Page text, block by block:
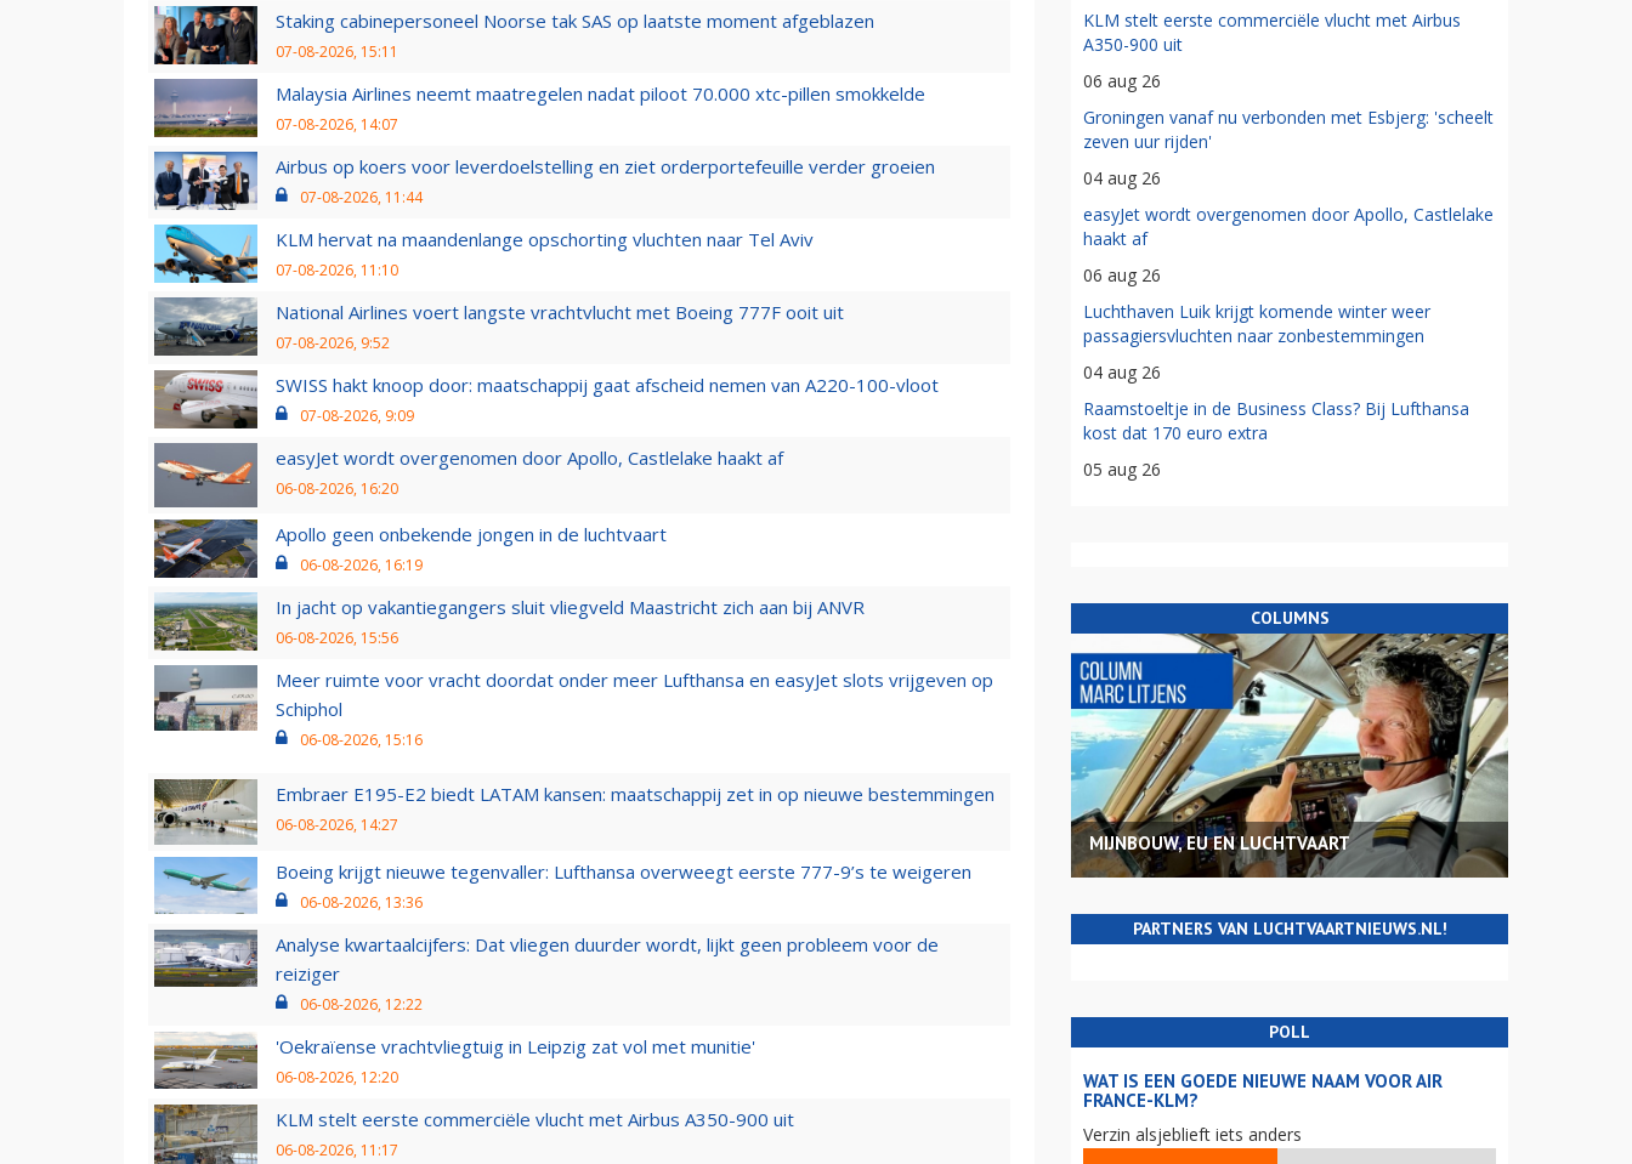
Staking cabinepersoneel Noorse tak SAS op laatste moment afgeblazen
07-08-2026, 15:11
Malaysia Airlines neemt maatregelen nadat piloot 70.000 xtc-pillen smokkelde
07-08-2026, 14:07
Airbus op koers voor leverdoelstelling en ziet orderportefeuille verder groeien
07-08-2026, 11:44
KLM hervat na maandenlange opschorting vluchten naar Tel Aviv
07-08-2026, 11:10
National Airlines voert langste vrachtvlucht met Boeing 777F ooit uit
07-08-2026, 9:52
SWISS hakt knoop door: maatschappij gaat afscheid nemen van A220-100-vloot
07-08-2026, 9:09
easyJet wordt overgenomen door Apollo, Castlelake haakt af
06-08-2026, 16:20
Apollo geen onbekende jongen in de luchtvaart
06-08-2026, 16:19
In jacht op vakantiegangers sluit vliegveld Maastricht zich aan bij ANVR
06-08-2026, 15:56
Meer ruimte voor vracht doordat onder meer Lufthansa en easyJet slots vrijgeven op
Schiphol
06-08-2026, 15:16
Embraer E195-E2 biedt LATAM kansen: maatschappij zet in op nieuwe bestemmingen
06-08-2026, 14:27
Boeing krijgt nieuwe tegenvaller: Lufthansa overweegt eerste 777-9’s te weigeren
06-08-2026, 13:36
Analyse kwartaalcijfers: Dat vliegen duurder wordt, lijkt geen probleem voor de
reiziger
06-08-2026, 12:22
'Oekraïense vrachtvliegtuig in Leipzig zat vol met munitie'
06-08-2026, 12:20
KLM stelt eerste commerciële vlucht met Airbus A350-900 uit
06-08-2026, 11:17
KLM stelt eerste commerciële vlucht met Airbus
A350-900 uit
06 aug 26
Groningen vanaf nu verbonden met Esbjerg: 'scheelt
zeven uur rijden'
04 aug 26
easyJet wordt overgenomen door Apollo, Castlelake
haakt af
06 aug 26
Luchthaven Luik krijgt komende winter weer
passagiersvluchten naar zonbestemmingen
04 aug 26
Raamstoeltje in de Business Class? Bij Lufthansa
kost dat 170 euro extra
05 aug 26
COLUMNS
MIJNBOUW, EU EN LUCHTVAART
PARTNERS VAN LUCHTVAARTNIEUWS.NL!
POLL
WAT IS EEN GOEDE NIEUWE NAAM VOOR AIR
FRANCE-KLM?
Verzin alsjeblieft iets anders